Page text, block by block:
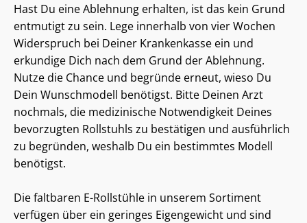
Hast Du eine Ablehnung erhalten, ist das kein Grund
entmutigt zu sein. Lege innerhalb von vier Wochen
Widerspruch bei Deiner Krankenkasse ein und
erkundige Dich nach dem Grund der Ablehnung.
Nutze die Chance und begründe erneut, wieso Du
Dein Wunschmodell benötigst. Bitte Deinen Arzt
nochmals, die medizinische Notwendigkeit Deines
bevorzugten Rollstuhls zu bestätigen und ausführlich
zu begründen, weshalb Du ein bestimmtes Modell
benötigst.
Die faltbaren E-Rollstühle in unserem Sortiment
verfügen über ein geringes Eigengewicht und sind